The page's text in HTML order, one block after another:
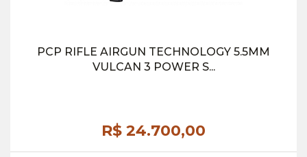
PCP RIFLE AIRGUN TECHNOLOGY 5.5MM
VULCAN 3 POWER S...
R$ 24.700,00